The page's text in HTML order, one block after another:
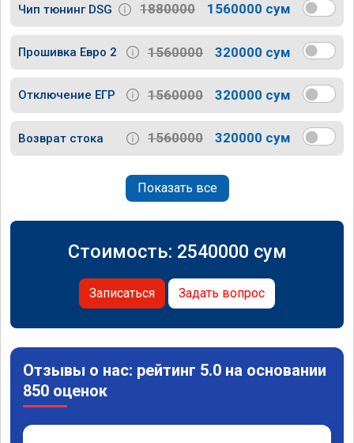
Чип тюнинг DSG 1880000 1560000 сум
Прошивка Евро 2 1560000 320000 сум
Отключение ЕГР 1560000 320000 сум
Возврат стока 1560000 320000 сум
Показать все
Стоимость: 2540000 сум
Записаться Задать вопрос
Отзывы о нас: рейтинг 5.0 на основании
850 оценок